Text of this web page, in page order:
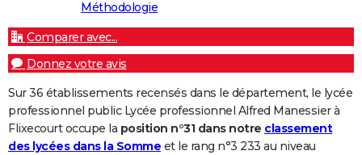
Méthodologie
Comparer avec...
Donnez votre avis
Sur 36 établissements recensés dans le département, le lycée
professionnel public Lycée professionnel Alfred Manessier à
Flixecourt occupe la position n°31 dans notre classement
des lycées dans la Somme et le rang n°3 233 au niveau